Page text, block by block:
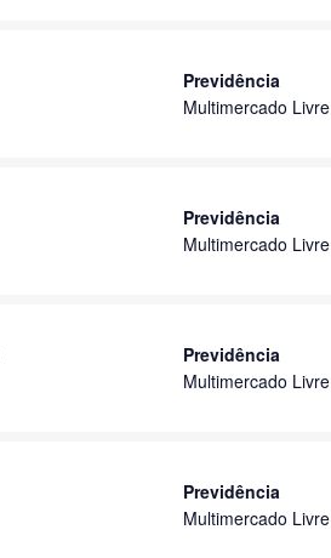
Previdência
Multimercado Livre
Previdência
Multimercado Livre
Previdência
Multimercado Livre
Previdência
Multimercado Livre